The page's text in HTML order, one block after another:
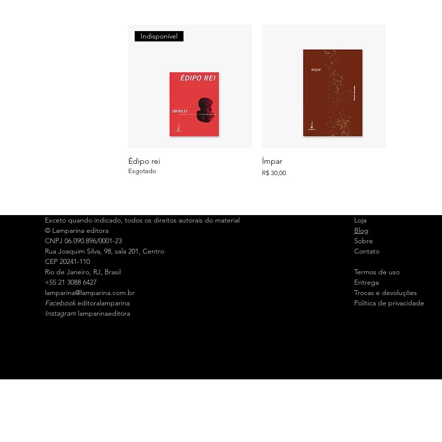
Indisponível
Édipo rei
Esgotado
Ímpar
Preço
R$ 30,00
Exceto quando indicado, todos os direitos autorais do material
© Lamparina editora
CNPJ 06.090.896/0001-23
Rua Joaquim Silva, 98, sala 201, Centro
CEP 20241-110
Rio de Janeiro, RJ, Brasil
+55 21 3088 6427
amparina@lamparina.com.br
Facebook editoralamparina
Instagram lamparinaeditora
Loja
Blog
Sobre
Contato
Termos de uso
Entrega
Trocas e devoluções
Política de privacidade